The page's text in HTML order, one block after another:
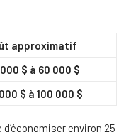
approximatif
$ à 60 000 $
$ à 100 000 $
environ 25